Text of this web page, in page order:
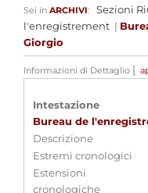
Sei in ARCHIVI: Sezioni
l'enregistrement |
Giorgio
Informazioni di Dettaglio [
Intestazione
Bureau de
Descrizione
Estremi cronologici
Estensioni
cronologiche